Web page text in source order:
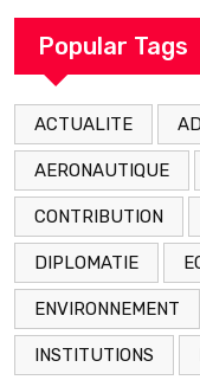
Popular Tags
ACTUALITE
AERONAUTIQUE
CONTRIBUTION
DIPLOMATIE
ENVIRONNEMENT
INSTITUTIONS